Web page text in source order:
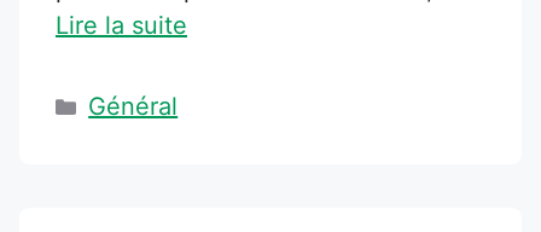
Lire la suite
Catégories
Général